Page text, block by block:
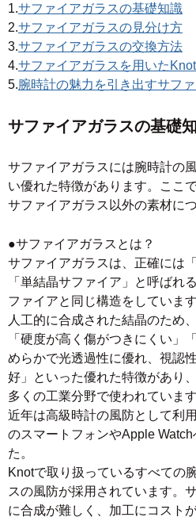
1.サファイアガラスの基礎知識
2.サファイアガラスの見分け方
3.サファイアガラスの交換方法
4.サファイアガラスを用いた
5.腕時計の魅力を引き出すサフ
サファイアガラスの基礎
サファイアガラスには腕時計の
い優れた特徴があります。ここ
サファイアガラス以外の素材に
●サファイアガラスとは？
サファイアガラスは、正確には
「単結晶サファイア」と呼ばれ
ファイアと同じ構造をしていま
人工的に合成された結晶のため
「硬度が高く傷がつきにくい」
めらかで光透過性に優れ、視認
好」といった優れた特徴があり
多くの工業分野で使われています
近年は高級時計の風防として利
のスマートフォンやApple
た。
Knotで取り扱っているすべての
スの風防が採用されています。
に合成が難しく、加工にコスト